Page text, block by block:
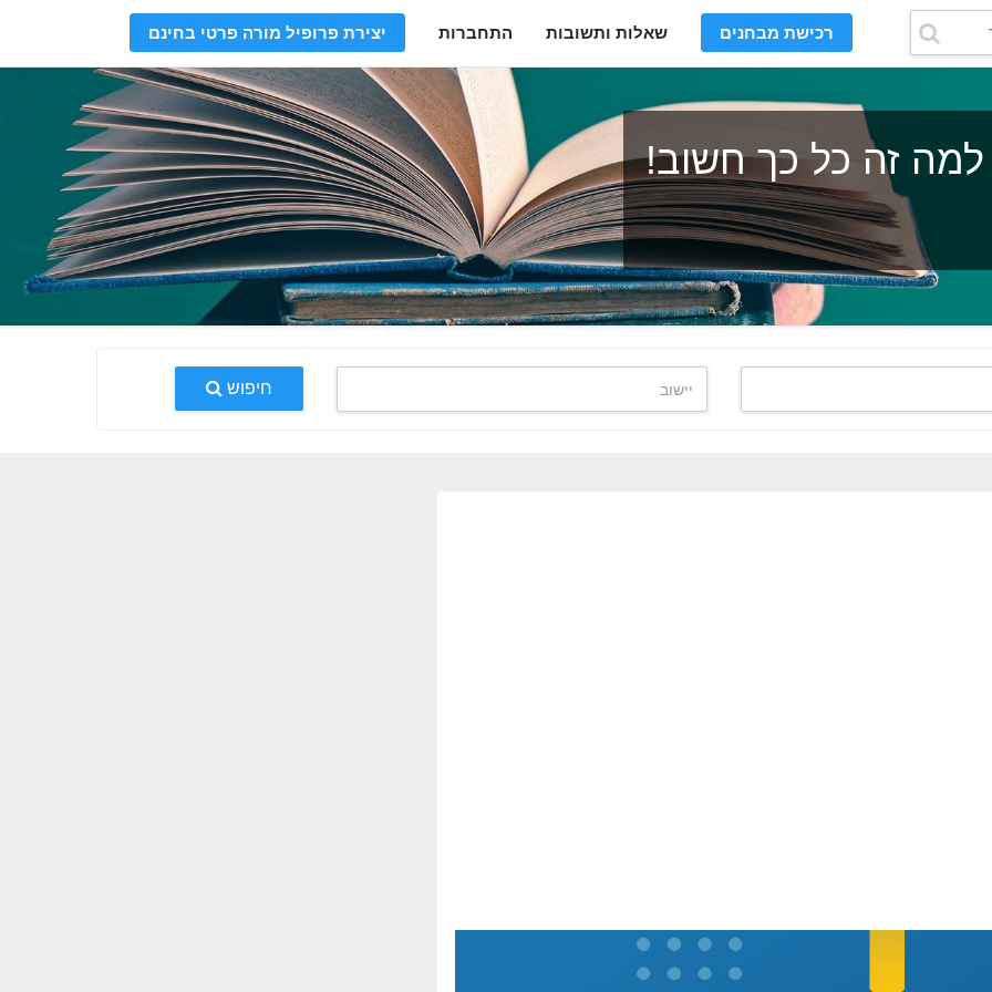
רכישת מבחנים שאלות ותשובות התחברות יצירת פרופיל מורה פרטי בחינם
זה כל כך חשוב!
חיפוש